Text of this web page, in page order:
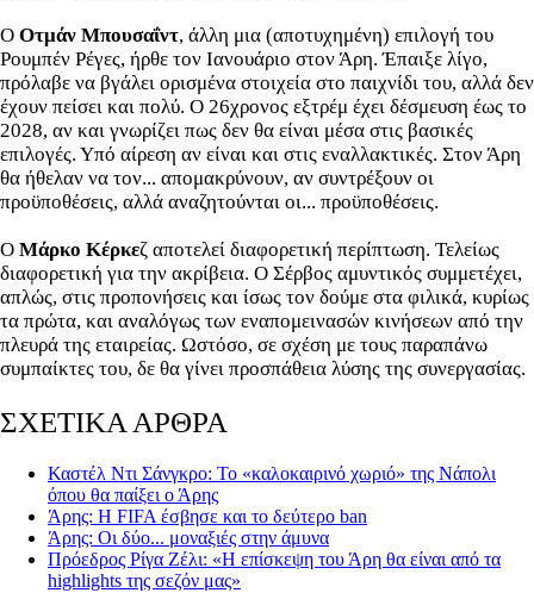
Ο Οτμάν Μπουσαΐντ, άλλη μια (αποτυχημένη) επιλογή του
Ρουμπέν Ρέγες, ήρθε τον Ιανουάριο στον Άρη. Έπαιξε λίγο,
πρόλαβε να βγάλει ορισμένα στοιχεία στο παιχνίδι του, αλλά δεν
έχουν πείσει και πολύ. Ο 26χρονος εξτρέμ έχει δέσμευση έως το
2028, αν και γνωρίζει πως δεν θα είναι μέσα στις βασικές
επιλογές. Υπό αίρεση αν είναι και στις εναλλακτικές. Στον Άρη
θα ήθελαν να τον... απομακρύνουν, αν συντρέξουν οι
προϋποθέσεις, αλλά αναζητούνται οι... προϋποθέσεις.
Ο Μάρκο Κέρκεζ αποτελεί διαφορετική περίπτωση. Τελείως
διαφορετική για την ακρίβεια. Ο Σέρβος αμυντικός συμμετέχει,
απλώς, στις προπονήσεις και ίσως τον δούμε στα φιλικά, κυρίως
τα πρώτα, και αναλόγως των εναπομεινασών κινήσεων από την
πλευρά της εταιρείας. Ωστόσο, σε σχέση με τους παραπάνω
συμπαίκτες του, δε θα γίνει προσπάθεια λύσης της συνεργασίας.
ΣΧΕΤΙΚΑ ΑΡΘΡΑ
Καστέλ Ντι Σάνγκρο: Το «καλοκαιρινό χωριό» της Νάπολι
όπου θα παίξει ο Άρης
Άρης: Η FIFA έσβησε και το δεύτερο ban
Άρης: Οι δύο... μοναξιές στην άμυνα
Πρόεδρος Ρίγα Ζέλι: «Η επίσκεψη του Άρη θα είναι από τα
highlights της σεζόν μας»